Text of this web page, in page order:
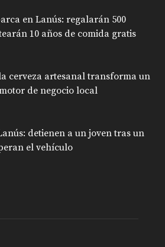
en Lanús: regalarán 500
10 años de comida gratis
cerveza artesanal transforma un
de negocio local
detienen a un joven tras un
el vehículo